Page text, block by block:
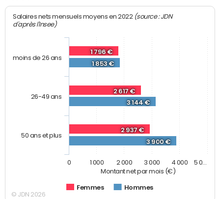
Montant net par mois (€)
Salaires nets mensuels moyens en 2022 (source : JDN
d'après l'Insee)
1 796 €
2 617 €
2 937 €
1 853 €
3 144 €
3 900 €
Femmes Hommes
moins de 26 ans
26-49 ans
50 ans et plus
0 1 000 2 000 3 000 4 000 5 0…
© JDN 2026